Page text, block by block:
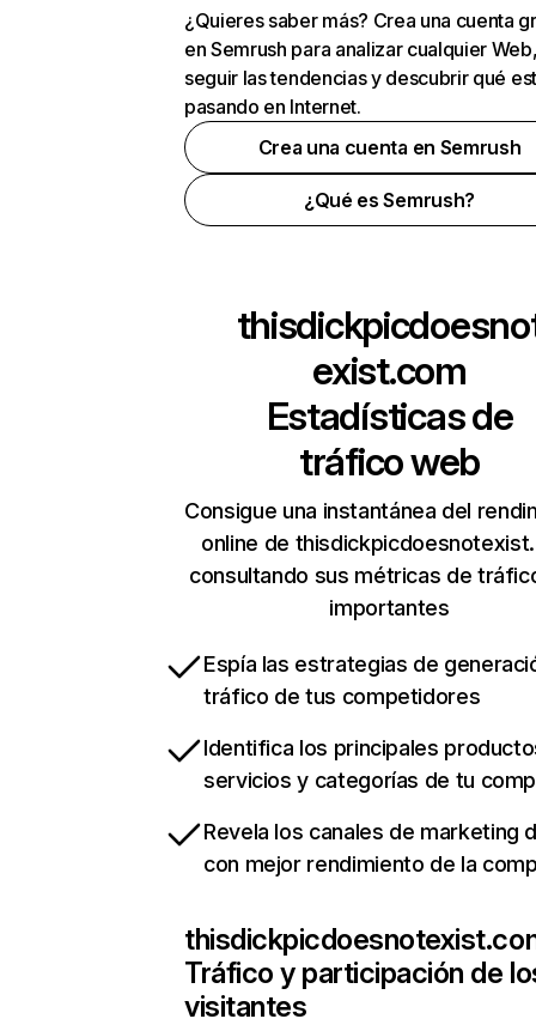
¿Quieres saber más? Crea una cuenta
en Semrush para analizar cualquier
seguir las tendencias y descubrir qué
pasando en Internet.
Crea una cuenta en Semrush
¿Qué es Semrush?
exist.com
Estadísticas de
tráfico web
Consigue una instantánea del
online de
consultando sus métricas de
importantes
Espía las estrategias de
tráfico de tus competidores
Identifica los principales
servicios y categorías de tu
Revela los canales de marketing
con mejor rendimiento de la
Tráfico y participación de
visitantes